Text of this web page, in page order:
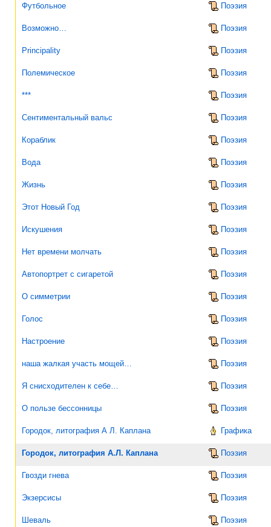
Футбольное Поэзия
Возможно… Поэзия
Principality Поэзия
Полемическое Поэзия
*** Поэзия
Сентиментальный вальс Поэзия
Кораблик Поэзия
Вода Поэзия
Жизнь Поэзия
Этот Новый Год Поэзия
Искушения Поэзия
Нет времени молчать Поэзия
Автопортрет с сигаретой Поэзия
О симметрии Поэзия
Голос Поэзия
Настроение Поэзия
наша жалкая участь мощей… Поэзия
Я снисходителен к себе… Поэзия
О пользе бессонницы Поэзия
Городок, литография А Л. Каплана Графика
Городок, литография А.Л. Каплана Поэзия
Гвозди гнева Поэзия
Экзерсисы Поэзия
Шеваль Поэзия